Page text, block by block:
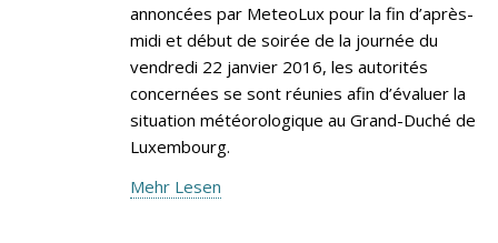
annoncées par MeteoLux pour la fin d’après-
midi et début de soirée de la journée du
vendredi 22 janvier 2016, les autorités
concernées se sont réunies afin d’évaluer la
situation météorologique au Grand-Duché de
Luxembourg.
Mehr Lesen